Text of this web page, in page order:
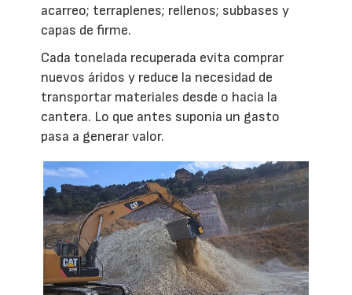
acarreo; terraplenes; rellenos; subbases y
capas de firme.
Cada tonelada recuperada evita comprar
nuevos áridos y reduce la necesidad de
transportar materiales desde o hacia la
cantera. Lo que antes suponía un gasto
pasa a generar valor.